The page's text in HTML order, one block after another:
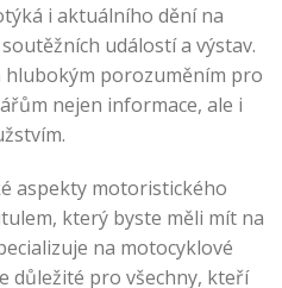
i aktuálního dění na
událostí a výstav.
hlubokým porozuměním pro
nejen informace, ale i
aspekty motoristického
který byste měli mít na
na motocyklové
důležité pro všechny, kteří